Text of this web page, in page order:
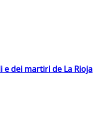
e dei martiri de La Rioja